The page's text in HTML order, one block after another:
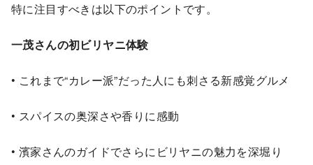
特に注目すべきは以下のポイントです。
一茂さんの初ビリヤニ体験
• これまで“カレー派”だった人にも刺さる新感覚グルメ
• スパイスの奥深さや香りに感動
• 濱家さんのガイドでさらにビリヤニの魅力を深堀り